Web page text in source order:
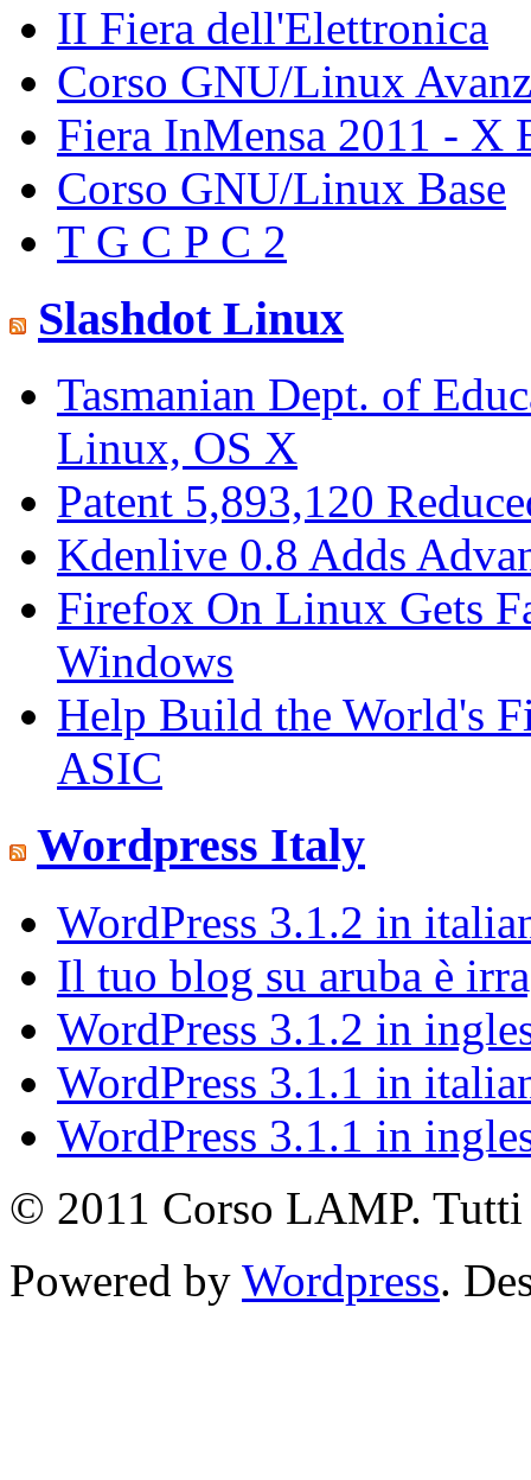
II Fiera dell'Elettronica
Corso GNU/Linux
Fiera InMensa 2011 - X
Corso GNU/Linux Base
T G C P C 2
Slashdot Linux
Tasmanian Dept. of
Linux, OS X
Patent 5,893,120
Kdenlive 0.8 Adds
Firefox On Linux Gets
Windows
Help Build the World's
ASIC
Wordpress Italy
WordPress 3.1.2 in
Il tuo blog su aruba è
WordPress 3.1.2 in
WordPress 3.1.1 in
WordPress 3.1.1 in
© 2011 Corso LAMP.
Powered by Wordpress.